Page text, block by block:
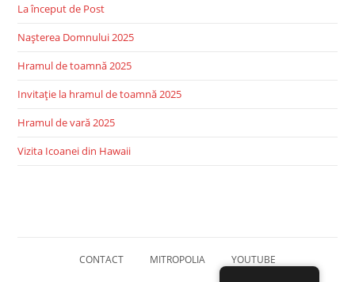
La început de Post
Nașterea Domnului 2025
Hramul de toamnă 2025
Invitație la hramul de toamnă 2025
Hramul de vară 2025
Vizita Icoanei din Hawaii
CONTACT MITROPOLIA YOUTUBE